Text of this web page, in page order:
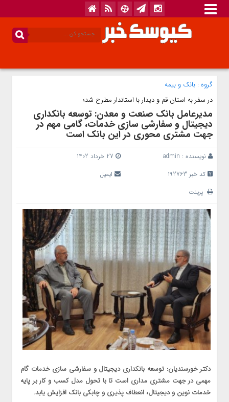
گروه : بانک‌ و بیمه
در سفر به استان قم و دیدار با استاندار مطرح شد؛
مدیرعامل بانک صنعت و معدن: توسعه بانکداری
دیجیتال و سفارشی سازی خدمات، گامی مهم در
جهت مشتری محوری در این بانک است
نویسنده : admin
کد خبر 192763
ایمیل
پرینت
دکتر خورسندیان: توسعه بانکداری دیجیتال و سفارشی سازی خدمات گام
مهمی در جهت مشتری مداری است تا با تحول مدل کسب و کار بر پایه
خدمات نوین و دیجیتال، انعطاف پذیری و چابکی بانک افزایش یابد.